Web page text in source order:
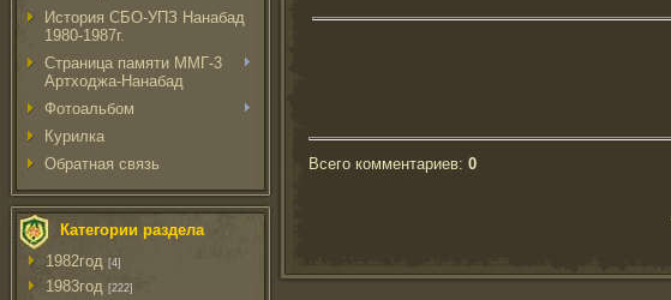
История СБО-УПЗ Нанабад
1980-1987г.
Страница памяти ММГ-3
Артходжа-Нанабад
Фотоальбом
Курилка
Обратная связь
Категории раздела
1982год [4]
1983год [222]
Всего комментариев: 0